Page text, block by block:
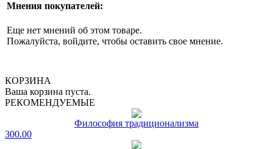
Мнения покупателей:
Еще нет мнений об этом товаре.
Пожалуйста, войдите, чтобы оставить свое мнение.
КОРЗИНА
Ваша корзина пуста.
РЕКОМЕНДУЕМЫЕ
Философия традиционализма
300.00